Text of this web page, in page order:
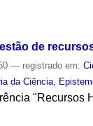
de
— registrado em:
da Ciência,
"Recursos